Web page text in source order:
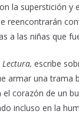
la superstición y
reencontrarán
a las niñas que
Lectura, escribe
armar una trama
corazón de un
incluso en la